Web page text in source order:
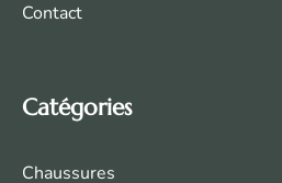
Contact
Catégories
Chaussures